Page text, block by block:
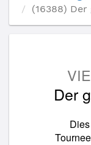
(16388)
Der